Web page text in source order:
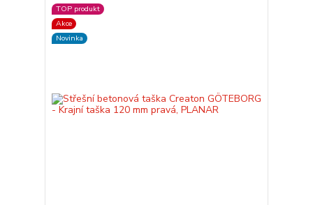
TOP produkt
Akce
Novinka